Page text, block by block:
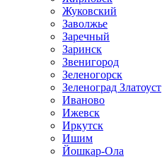
Жуковский
Заволжье
Заречный
Заринск
Звенигород
Зеленогорск
Зеленоград Златоуст
Иваново
Ижевск
Иркутск
Ишим
Йошкар-Ола